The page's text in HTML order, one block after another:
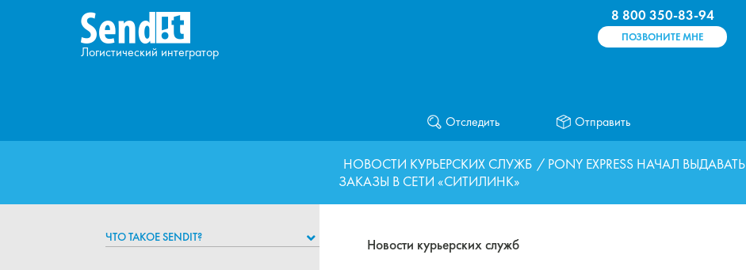
8 800 350-83-94
ПОЗВОНИТЕ МНЕ
Логистический интегратор
Отследить Отправить
НОВОСТИ КУРЬЕРСКИХ СЛУЖБ / PONY EXPRESS НАЧАЛ ВЫДАВАТЬ
ЗАКАЗЫ В СЕТИ «СИТИЛИНК»
ЧТО ТАКОЕ SENDIT? Новости курьерских служб